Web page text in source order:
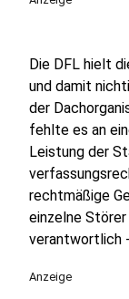
Die DFL hielt
und damit
der
fehlte es an
Leistung der
rechtmäßige
einzelne
verantwortlich
Anzeige